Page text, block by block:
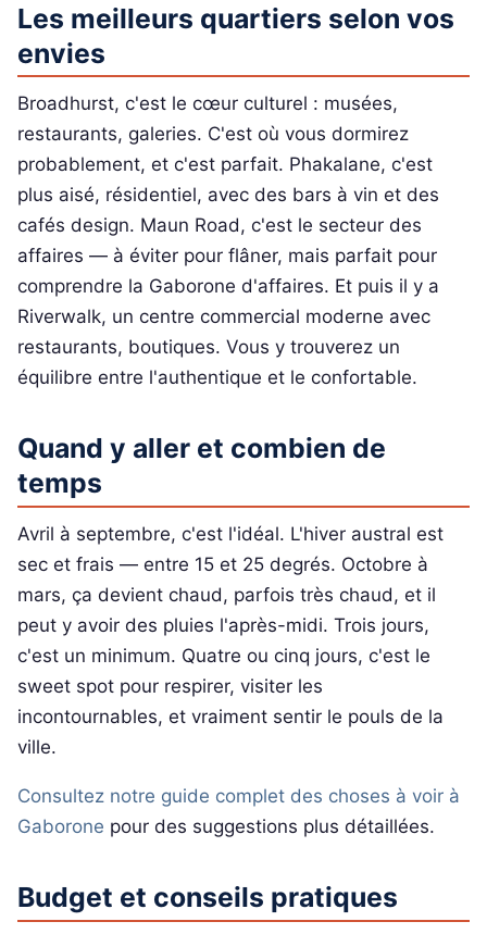
Les meilleurs quartiers selon vos
envies
Broadhurst, c'est le cœur culturel : musées,
restaurants, galeries. C'est où vous dormirez
probablement, et c'est parfait. Phakalane, c'est
plus aisé, résidentiel, avec des bars à vin et des
cafés design. Maun Road, c'est le secteur des
affaires — à éviter pour flâner, mais parfait pour
comprendre la Gaborone d'affaires. Et puis il y a
Riverwalk, un centre commercial moderne avec
restaurants, boutiques. Vous y trouverez un
équilibre entre l'authentique et le confortable.
Quand y aller et combien de
temps
Avril à septembre, c'est l'idéal. L'hiver austral est
sec et frais — entre 15 et 25 degrés. Octobre à
mars, ça devient chaud, parfois très chaud, et il
peut y avoir des pluies l'après-midi. Trois jours,
c'est un minimum. Quatre ou cinq jours, c'est le
sweet spot pour respirer, visiter les
incontournables, et vraiment sentir le pouls de la
ville.
Consultez notre guide complet des choses à voir à
Gaborone pour des suggestions plus détaillées.
Budget et conseils pratiques